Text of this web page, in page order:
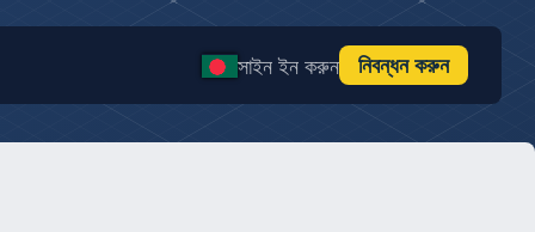
সাইন ইন করুন নিবন্ধন করুন